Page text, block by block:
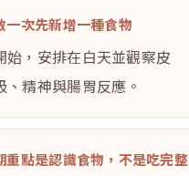
一次先新增一種食物
始，安排在白天並觀察皮
、精神與腸胃反應。
重點是認識食物，不是吃完整